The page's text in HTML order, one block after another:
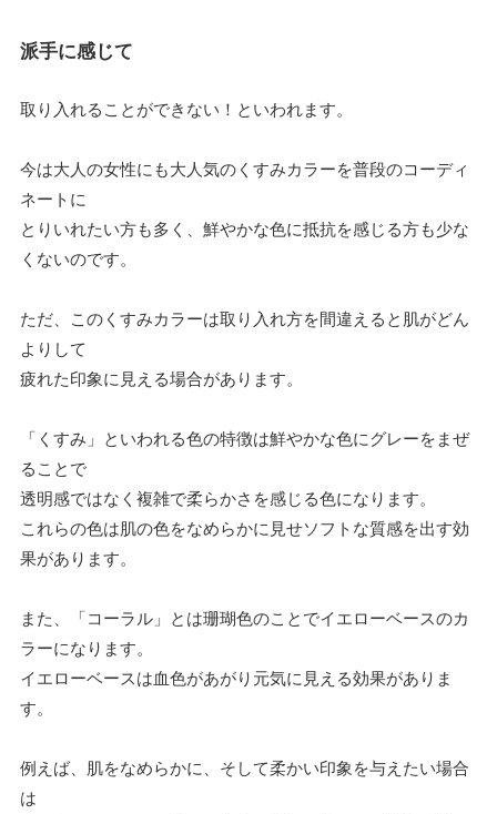
派手に感じて
取り入れることができない！といわれます。
今は大人の女性にも大人気のくすみカラーを普段のコーディ
ネートに
とりいれたい方も多く、鮮やかな色に抵抗を感じる方も少な
くないのです。
ただ、このくすみカラーは取り入れ方を間違えると肌がどん
よりして
疲れた印象に見える場合があります。
「くすみ」といわれる色の特徴は鮮やかな色にグレーをまぜ
ることで
透明感ではなく複雑で柔らかさを感じる色になります。
これらの色は肌の色をなめらかに見せソフトな質感を出す効
果があります。
また、「コーラル」とは珊瑚色のことでイエローベースのカ
ラーになります。
イエローベースは血色があがり元気に見える効果がありま
す。
例えば、肌をなめらかに、そして柔かい印象を与えたい場合
は